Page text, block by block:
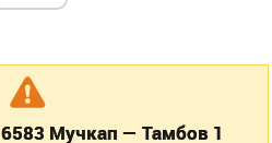
6583 Мучкап — Тамбов 1